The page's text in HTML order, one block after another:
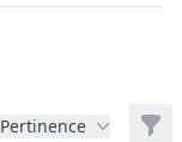
Pertinence